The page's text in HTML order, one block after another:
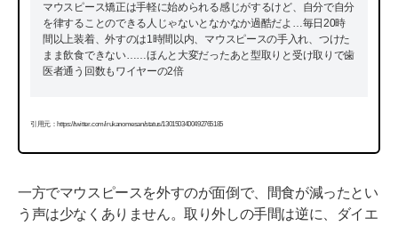
マウスピース矯正は手軽に始められる感じがするけど、自分で自分
を律することのできる人じゃないとなかなか過酷だよ…毎日20時
間以上装着、外すのは1時間以内、マウスピースの手入れ、つけた
まま飲食できない……ほんと大変だったあと型取りと受け取りで歯
医者通う回数もワイヤーの2倍
引用元：https://twitter.com/irukanomesan/status/1301503400492765185
一方でマウスピースを外すのが面倒で、間食が減ったとい
う声は少なくありません。取り外しの手間は逆に、ダイエ